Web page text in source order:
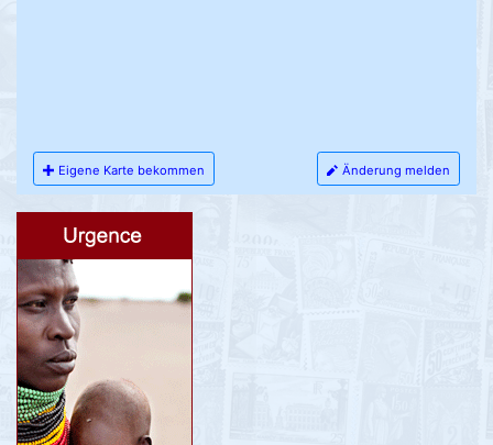
Eigene Karte bekommen Änderung melden